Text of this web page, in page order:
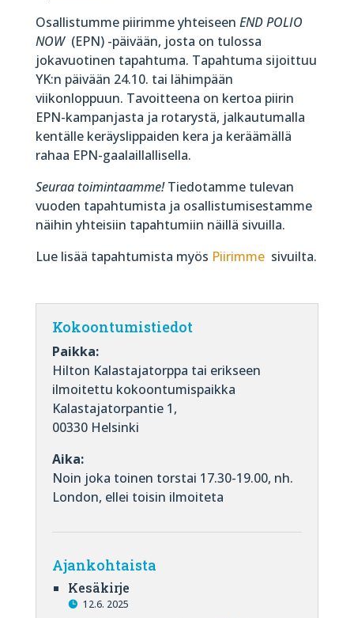
Osallistumme piirimme yhteiseen END POLIO
NOW(EPN) -päivään, josta on tulossa
jokavuotinen tapahtuma. Tapahtuma sijoittuu
YK:n päivään 24.10. tai lähimpään
viikonloppuun. Tavoitteena on kertoa piirin
EPN-kampanjasta ja rotarystä, jalkautumalla
kentälle keräyslippaiden kera ja keräämällä
rahaa EPN-gaalaillallisella.
Seuraa toimintaamme!Tiedotamme tulevan
vuoden tapahtumista ja osallistumisestamme
näihin yhteisiin tapahtumiin näillä sivuilla.
Lue lisää tapahtumista myös Piirimmesivuilta.
Kokoontumistiedot
Paikka:
Hilton Kalastajatorppa tai erikseen
ilmoitettu kokoontumispaikka
Kalastajatorpantie 1,
00330 Helsinki
Aika:
Noin joka toinen torstai 17.30-19.00, nh.
London, ellei toisin ilmoiteta
Ajankohtaista
Kesäkirje
12.6. 2025